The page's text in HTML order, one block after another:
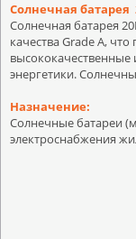
Солнечная батарея
Солнечная батарея
качества Grade A,
энергетики.
Назначение:
Солнечные батареи
электроснабжения